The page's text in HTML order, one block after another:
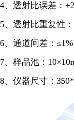
4、透射比误差：
5、透射比重复性：
6、通道间差：≤1%
7、样品池：
8、仪器尺寸：